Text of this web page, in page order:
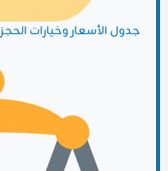
جدول الأسعار وخيارات الحجز